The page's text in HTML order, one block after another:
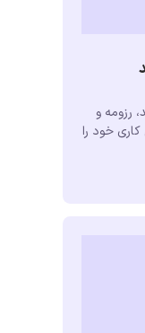
رزومه و
خود را